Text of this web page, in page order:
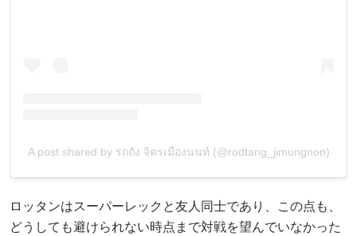
A post shared by รถถัง จิตรเมืองนนท์ (@rodtang_jimungnon)
ロッタンはスーパーレックと友人同士であり、この点も、
どうしても避けられない時点まで対戦を望んでいなかった